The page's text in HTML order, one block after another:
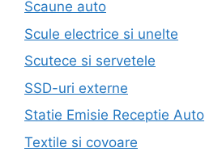
Scaune auto
Scule electrice si unelte
Scutece si servetele
SSD-uri externe
Statie Emisie Receptie Auto
Textile si covoare